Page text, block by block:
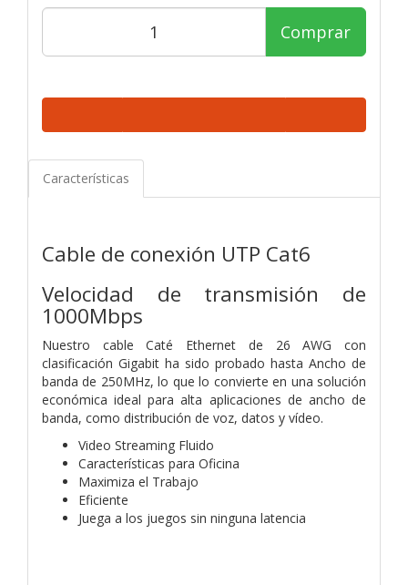
Comprar
Características
Cable de conexión UTP Cat6
Velocidad de transmisión de
1000Mbps
Nuestro cable Caté Ethernet de 26 AWG con
clasificación Gigabit ha sido probado hasta Ancho de
banda de 250MHz, lo que lo convierte en una solución
económica ideal para alta aplicaciones de ancho de
banda, como distribución de voz, datos y vídeo.
Video Streaming Fluido
Características para Oficina
Maximiza el Trabajo
Eficiente
Juega a los juegos sin ninguna latencia